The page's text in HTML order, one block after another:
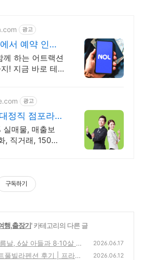
광고
서 예약 인기
할인
께 하는 어트랙션
! 지금 바로 테
광고
정직 점포라인
전중개거래
매물, 매출보
, 직거래, 150명
구독하기
행,출장기' 카테고리의 다른 글
날, 6살 아들과 8·10살 조
보낸 하루
(0)
2026.06.17
풀빌라펜션 후기 | 프라이
2026.06.12